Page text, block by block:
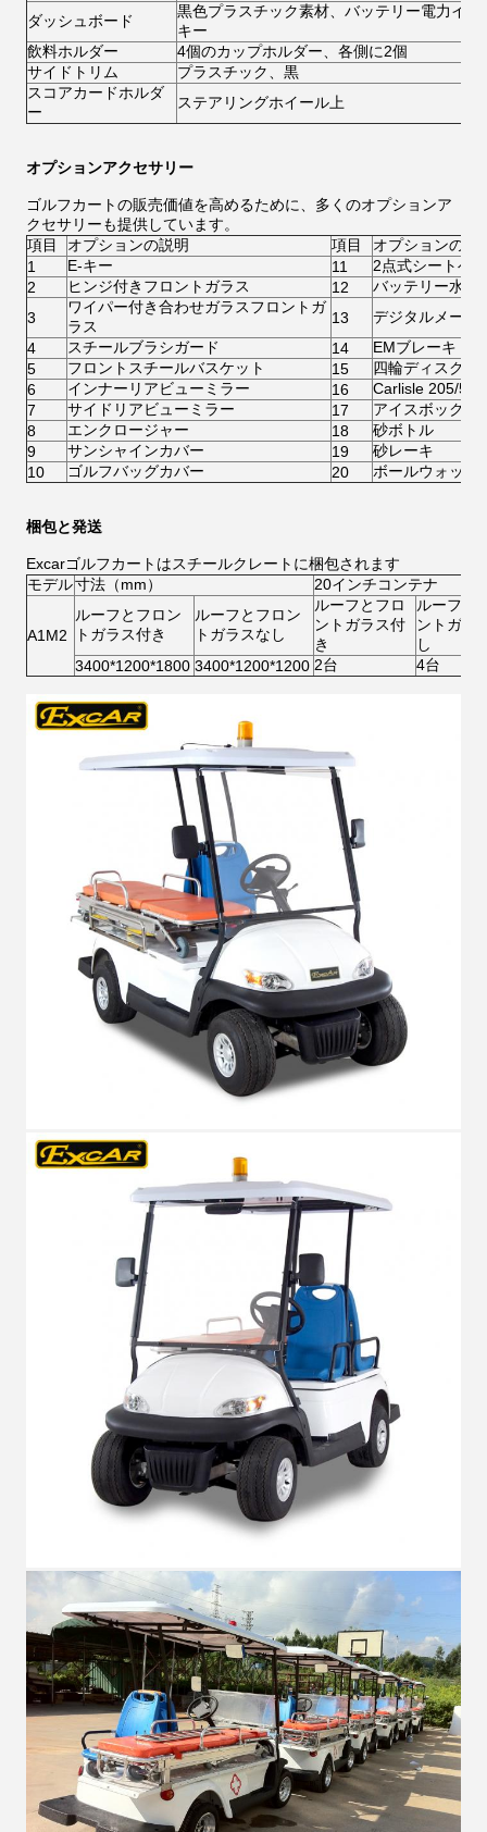
ダッシュボード
黒色プラスチック素材、バッテリー電力イ
キー
飲料ホルダー
4個のカップホルダー、各側に2個
サイドトリム
プラスチック、黒
スコアカードホルダ
ー
ステアリングホイール上
オプションアクセサリー
ゴルフカートの販売価値を高めるために、多くのオプションア
クセサリーも提供しています。
項目
オプションの説明 項目
オプションの説
1
E-キー 11
2点式シートベ
2
ヒンジ付きフロントガラス 12
バッテリー水補
3
ワイパー付き合わせガラスフロントガ
ラス
13
デジタルメータ
4
スチールブラシガード 14
EMブレーキ
5
フロントスチールバスケット 15
四輪ディスクブ
6
インナーリアビューミラー 16
Carlisle 205/50-
7
サイドリアビューミラー 17
アイスボックス
8
エンクロージャー 18
砂ボトル
9
サンシャインカバー 19
砂レーキ
10
ゴルフバッグカバー 20 ボールウォッシ
梱包と発送
Excarゴルフカートはスチールクレートに梱包されます
モデル寸法（mm） 20インチコンテナ
A1M2
ルーフとフロン
トガラス付き
ルーフとフロン
トガラスなし
ルーフとフロ
ントガラス付
き
ルーフと
ントガラ
し
3400*1200*1800 3400*1200*1200 2台 4台